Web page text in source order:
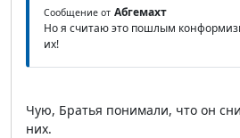
Сообщение от Абгемахт
Но я считаю это пошлым
их!
Чую, Братья понимали, что он
них.